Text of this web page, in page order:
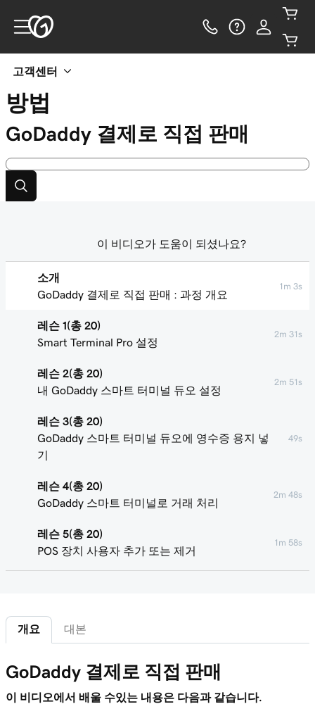
고객센터
방법
GoDaddy 결제로 직접 판매
소개
GoDaddy 결제로 직접 판매 : 과정 개요
1m 3s
레슨 1(총 20)
Smart Terminal Pro 설정
2m 31s
레슨 2(총 20)
내 GoDaddy 스마트 터미널 듀오 설정
2m 51s
레슨 3(총 20)
GoDaddy 스마트 터미널 듀오에 영수증 용지 넣
기
49s
레슨 4(총 20)
GoDaddy 스마트 터미널로 거래 처리
2m 48s
레슨 5(총 20)
POS 장치 사용자 추가 또는 제거
1m 58s
레슨 7(총 20)
내 스토어 영수증 사용자 지정
레슨 8(총 20)
앱 등록 개요
이 비디오가 도움이 되셨나요?
개요 대본
GoDaddy 결제로 직접 판매
이 비디오에서 배울 수있는 내용은 다음과 같습니다.